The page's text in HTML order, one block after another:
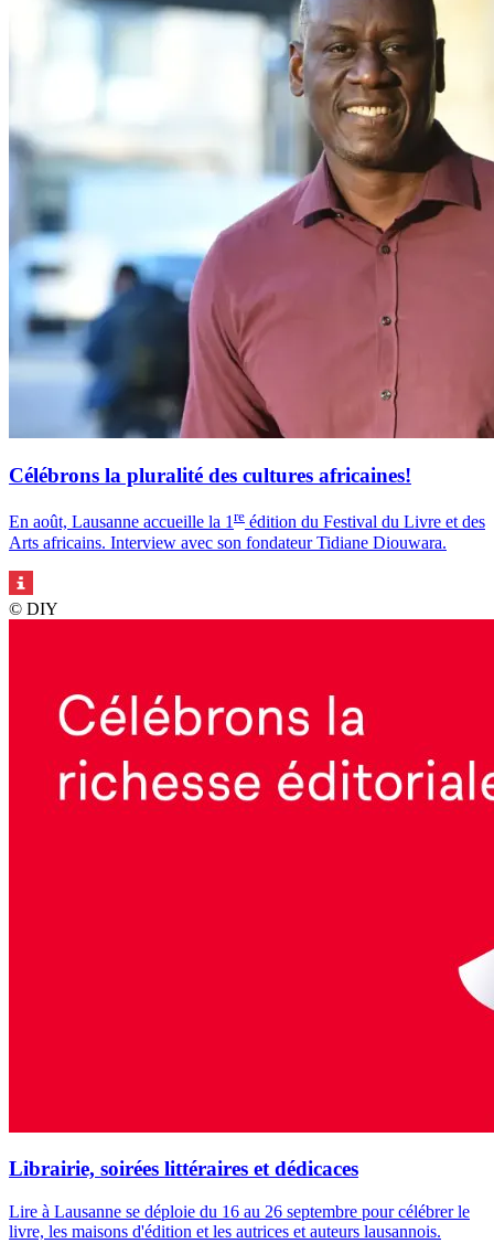
Célébrons la pluralité des cultures africaines!
En août, Lausanne accueille la 1re édition du Festival du Livre et des
Arts africains. Interview avec son fondateur Tidiane Diouwara.
© DIY
Librairie, soirées littéraires et dédicaces
Lire à Lausanne se déploie du 16 au 26 septembre pour célébrer le
livre, les maisons d'édition et les autrices et auteurs lausannois.